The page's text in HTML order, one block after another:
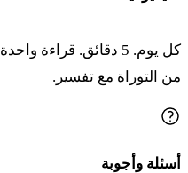
كل يوم. 5 دقائق. قراءة واحدة
من التوراة مع تفسير.
أسئلة وأجوبة